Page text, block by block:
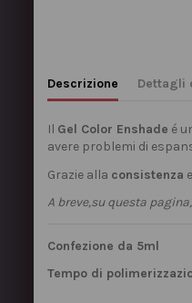
Descrizione Dettagli
Il Gel Color Enshade é
avere problemi di
Grazie alla consistenza
A breve,su questa
Confezione da 5ml
Tempo di